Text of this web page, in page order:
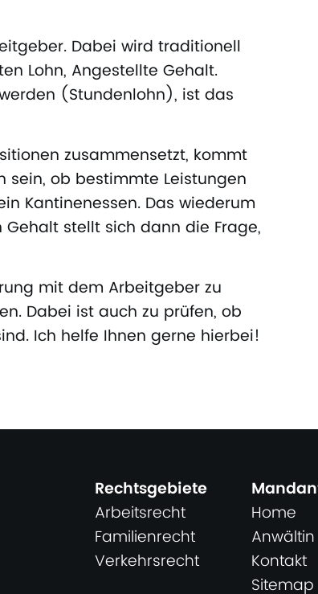
Dabei wird traditionell
Lohn, Angestellte Gehalt.
(Stundenlohn), ist das
zusammensetzt, kommt
sein, ob bestimmte Leistungen
Kantinenessen. Das wiederum
stellt sich dann die Frage,
mit dem Arbeitgeber zu
Dabei ist auch zu prüfen, ob
Ich helfe Ihnen gerne hierbei!
Rechtsgebiete
Arbeitsrecht
Familienrecht
Verkehrsrecht
Home
Anwältin
Kontakt
Sitemap